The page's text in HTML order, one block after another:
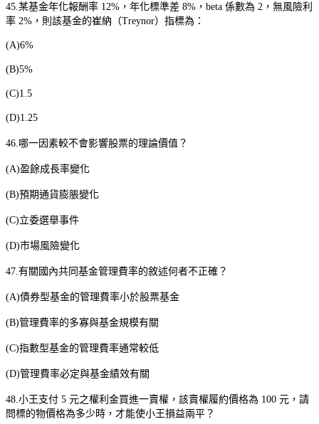
45. 某基金年化報酬率 12% ，年化標準差 8% ， beta 係數為 2 ，無風險利
率 2% ，則該基金的崔納（Treynor）指標為：
(A)6%
(B)5%
(C)1.5
(D)1.25
46. 哪一因素較不會影響股票的理論價值？
(A)盈餘成長率變化
(B)預期通貨膨脹變化
(C)立委選舉事件
(D)市場風險變化
47. 有關國內共同基金管理費率的敘述何者不正確？
(A)債券型基金的管理費率小於股票基金
(B)管理費率的多寡與基金規模有關
(C)指數型基金的管理費率通常較低
(D)管理費率必定與基金績效有關
48. 小王支付 5 元之權利金買進一賣權，該賣權履約價格為 100 元，請
問標的物價格為多少時，才能使小王損益兩平？